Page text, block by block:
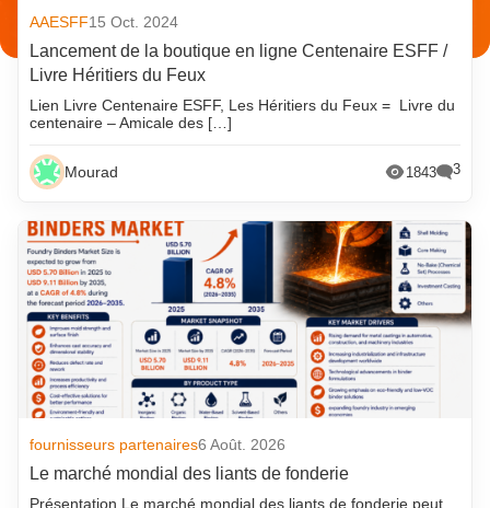
AAESFF15 Oct. 2024
Lancement de la boutique en ligne Centenaire ESFF /
Livre Héritiers du Feux
Lien Livre Centenaire ESFF, Les Héritiers du Feux = Livre du
centenaire – Amicale des […]
Mourad 1843 3
fournisseurs partenaires6 Août. 2026
Le marché mondial des liants de fonderie
Présentation Le marché mondial des liants de fonderie peut